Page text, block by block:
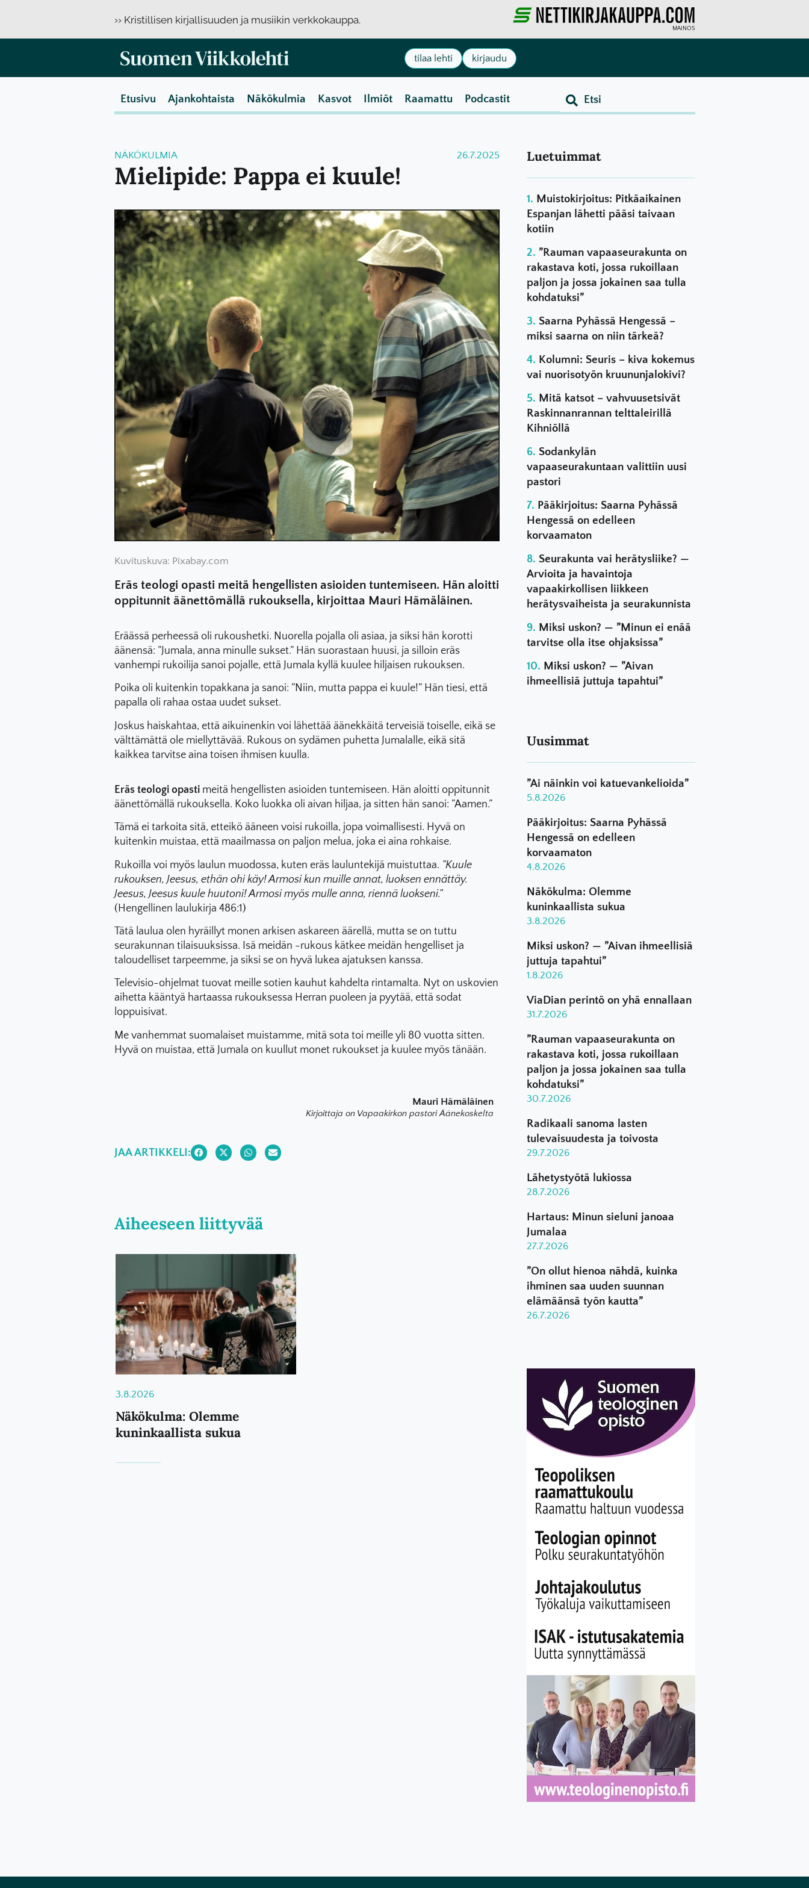
›› Kristillisen kirjallisuuden ja musiikin verkkokauppa.
MAINOS
tilaa lehti kirjaudu
Etusivu Ajankohtaista Näkökulmia Kasvot Ilmiöt Raamattu Podcastit
NÄKÖKULMIA 26.7.2025
Mielipide: Pappa ei kuule!
Kuvituskuva: Pixabay.com
Eräs teologi opasti meitä hengellisten asioiden tuntemiseen. Hän aloitti
oppitunnit äänettömällä rukouksella, kirjoittaa Mauri Hämäläinen.
Eräässä perheessä oli rukoushetki. Nuorella pojalla oli asiaa, ja siksi hän korotti
äänensä: ”Jumala, anna minulle sukset.” Hän suorastaan huusi, ja silloin eräs
vanhempi rukoilija sanoi pojalle, että Jumala kyllä kuulee hiljaisen rukouksen.
Poika oli kuitenkin topakkana ja sanoi: ”Niin, mutta pappa ei kuule!” Hän tiesi, että
papalla oli rahaa ostaa uudet sukset.
Joskus haiskahtaa, että aikuinenkin voi lähettää äänekkäitä terveisiä toiselle, eikä se
välttämättä ole miellyttävää. Rukous on sydämen puhetta Jumalalle, eikä sitä
kaikkea tarvitse aina toisen ihmisen kuulla.
Eräs teologi opastimeitä hengellisten asioiden tuntemiseen. Hän aloitti oppitunnit
äänettömällä rukouksella. Koko luokka oli aivan hiljaa, ja sitten hän sanoi: ”Aamen.”
Tämä ei tarkoita sitä, etteikö ääneen voisi rukoilla, jopa voimallisesti. Hyvä on
kuitenkin muistaa, että maailmassa on paljon melua, joka ei aina rohkaise.
Rukoilla voi myös laulun muodossa, kuten eräs lauluntekijä muistuttaa. ”Kuule
rukouksen, Jeesus, ethän ohi käy! Armosi kun muille annat, luoksen ennättäy.
Jeesus, Jeesus kuule huutoni! Armosi myös mulle anna, riennä luokseni.”
(Hengellinen laulukirja 486:1)
Tätä laulua olen hyräillyt monen arkisen askareen äärellä, mutta se on tuttu
seurakunnan tilaisuuksissa. Isä meidän -rukous kätkee meidän hengelliset ja
taloudelliset tarpeemme, ja siksi se on hyvä lukea ajatuksen kanssa.
Televisio-ohjelmat tuovat meille sotien kauhut kahdelta rintamalta. Nyt on uskovien
aihetta kääntyä hartaassa rukouksessa Herran puoleen ja pyytää, että sodat
loppuisivat.
Me vanhemmat suomalaiset muistamme, mitä sota toi meille yli 80 vuotta sitten.
Hyvä on muistaa, että Jumala on kuullut monet rukoukset ja kuulee myös tänään.
Mauri Hämäläinen
Kirjoittaja on Vapaakirkon pastori Äänekoskelta
JAA ARTIKKELI:
Aiheeseen liittyvää
3.8.2026
Näkökulma: Olemme
kuninkaallista sukua
Luetuimmat
Muistokirjoitus: Pitkäaikainen
Espanjan lähetti pääsi taivaan
kotiin
”Rauman vapaaseurakunta on
rakastava koti, jossa rukoillaan
paljon ja jossa jokainen saa tulla
kohdatuksi”
Saarna Pyhässä Hengessä –
miksi saarna on niin tärkeä?
Kolumni: Seuris – kiva kokemus
vai nuorisotyön kruununjalokivi?
Mitä katsot – vahvuusetsivät
Raskinnanrannan telttaleirillä
Kihniöllä
Sodankylän
vapaaseurakuntaan valittiin uusi
pastori
Pääkirjoitus: Saarna Pyhässä
Hengessä on edelleen
korvaamaton
Seurakunta vai herätysliike? —
Arvioita ja havaintoja
vapaakirkollisen liikkeen
herätysvaiheista ja seurakunnista
Miksi uskon? — ”Minun ei enää
tarvitse olla itse ohjaksissa”
Miksi uskon? — ”Aivan
ihmeellisiä juttuja tapahtui”
Uusimmat
”Ai näinkin voi katuevankelioida”
5.8.2026
Pääkirjoitus: Saarna Pyhässä
Hengessä on edelleen
korvaamaton
4.8.2026
Näkökulma: Olemme
kuninkaallista sukua
3.8.2026
Miksi uskon? — ”Aivan ihmeellisiä
juttuja tapahtui”
1.8.2026
ViaDian perintö on yhä ennallaan
31.7.2026
”Rauman vapaaseurakunta on
rakastava koti, jossa rukoillaan
paljon ja jossa jokainen saa tulla
kohdatuksi”
30.7.2026
Radikaali sanoma lasten
tulevaisuudesta ja toivosta
29.7.2026
Lähetystyötä lukiossa
28.7.2026
Hartaus: Minun sieluni janoaa
Jumalaa
27.7.2026
”On ollut hienoa nähdä, kuinka
ihminen saa uuden suunnan
elämäänsä työn kautta”
26.7.2026